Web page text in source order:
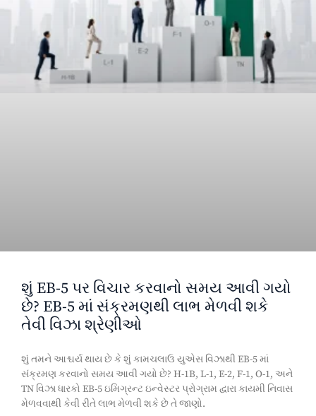
શું EB-5 પર વિચાર કરવાનો સમય આવી ગયો
છે? EB-5 માં સંક્રમણથી લાભ મેળવી શકે
તેવી વિઝા શ્રેણીઓ
શું તમને આશ્ચર્ય થાય છે કે શું કામચલાઉ યુએસ વિઝાથી EB-5 માં
સંક્રમણ કરવાનો સમય આવી ગયો છે? H-1B, L-1, E-2, F-1, O-1, અને
TN વિઝા ધારકો EB-5 ઇમિગ્રન્ટ ઇન્વેસ્ટર પ્રોગ્રામ દ્વારા કાયમી નિવાસ
મેળવવાથી કેવી રીતે લાભ મેળવી શકે છે તે જાણો.